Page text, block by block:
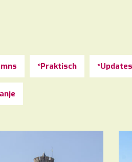
*Praktisch *Updates